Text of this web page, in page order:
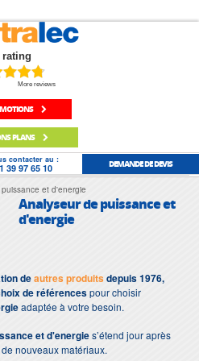
More reviews
PLANS
contacter au :
39 97 65 10 DEMANDE DE DEVIS
et d'energie
Analyseur de puissance et
d'energie
deautres produits depuis 1976,
de référencespour choisir
adaptée à votre besoin.
et d'energies’étend jour après
nouveaux matériaux.